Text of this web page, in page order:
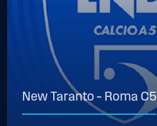
New Taranto – Roma C5